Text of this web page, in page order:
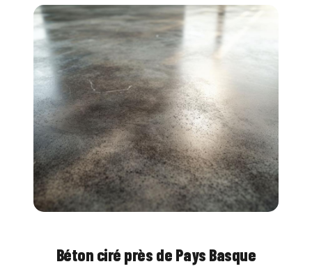
Béton ciré près de Pays Basque